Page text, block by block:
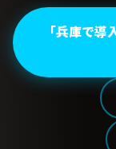
「兵庫で